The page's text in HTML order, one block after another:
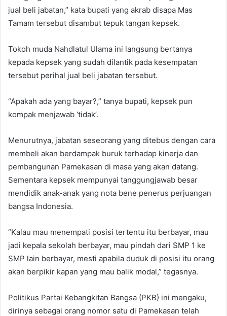
jual beli jabatan,” kata bupati yang akrab disapa Mas
Tamam tersebut disambut tepuk tangan kepsek.
Tokoh muda Nahdlatul Ulama ini langsung bertanya
kepada kepsek yang sudah dilantik pada kesempatan
tersebut perihal jual beli jabatan tersebut.
“Apakah ada yang bayar?,” tanya bupati, kepsek pun
kompak menjawab ‘tidak’.
Menurutnya, jabatan seseorang yang ditebus dengan cara
membeli akan berdampak buruk terhadap kinerja dan
pembangunan Pamekasan di masa yang akan datang.
Sementara kepsek mempunyai tanggungjawab besar
mendidik anak-anak yang nota bene penerus perjuangan
bangsa Indonesia.
“Kalau mau menempati posisi tertentu itu berbayar, mau
jadi kepala sekolah berbayar, mau pindah dari SMP 1 ke
SMP lain berbayar, mesti apabila duduk di posisi itu orang
akan berpikir kapan yang mau balik modal,” tegasnya.
Politikus Partai Kebangkitan Bangsa (PKB) ini mengaku,
dirinya sebagai orang nomor satu di Pamekasan telah